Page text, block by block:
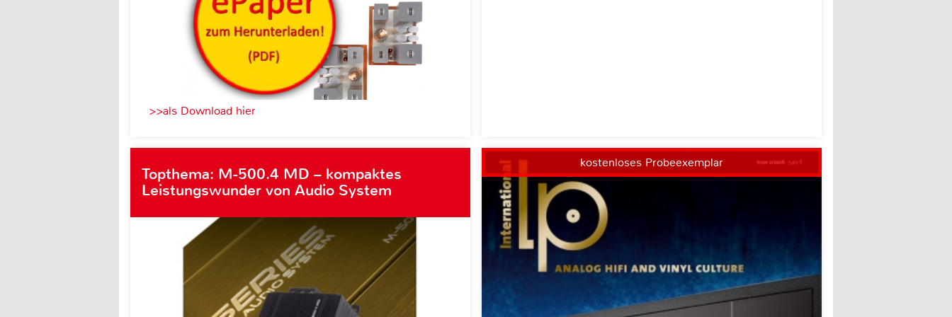
>>als Download hier
Topthema: M-500.4 MD – kompaktes
Leistungswunder von Audio System
kostenloses Probeexemplar